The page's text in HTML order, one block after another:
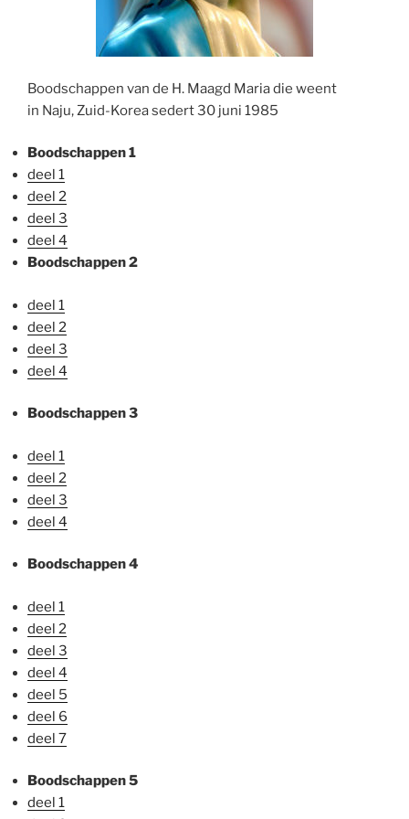
Boodschappen van de H. Maagd Maria die weent
in Naju, Zuid-Korea sedert 30 juni 1985
Boodschappen 1
deel 1
deel 2
deel 3
deel 4
Boodschappen 2
deel 1
deel 2
deel 3
deel 4
Boodschappen 3
deel 1
deel 2
deel 3
deel 4
Boodschappen 4
deel 1
deel 2
deel 3
deel 4
deel 5
deel 6
deel 7
Boodschappen 5
deel 1